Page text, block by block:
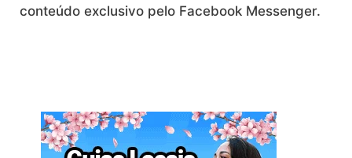
conteúdo exclusivo pelo Facebook Messenger.